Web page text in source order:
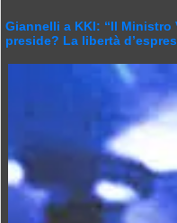
Giannelli a KKI: “Il
preside? La libertà